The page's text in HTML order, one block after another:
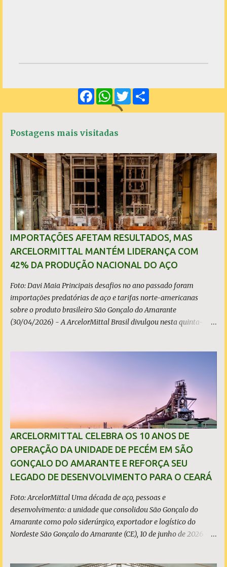
o
a
u
c
o
m
e
n
t
á
r
i
o
F
a
o
W
h
a
A
T
w
Postagens mais visitadas
IMPORTAÇÕES AFETAM RESULTADOS, MAS
ARCELORMITTAL MANTÉM LIDERANÇA COM
42% DA PRODUÇÃO NACIONAL DO AÇO
Foto: Davi Maia Principais desafios no ano passado foram
importações predatórias de aço e tarifas norte-americanas
sobre o produto brasileiro São Gonçalo do Amarante
(30/04/2026) - A ArcelorMittal Brasil divulgou nesta quinta-
e operacionais da organização e de todo o setor do aço brasileiro.
Ainda assim, a empresa manteve-se como líder no Brasil, com
42% da produção nacional de aço bruto, os investimentos
programados e permaneceu firme em seus valores de segurança,
sustentabilidade, qualidade e liderança. A produção total de aço
somou 15,14 milhões de toneladas – um recuo de 1,3% em
relação a 2024. A produção de minério de ferro atingiu 2,34
milhões de toneladas, montante 18,3% menor que 2024. Neste
caso, o resultado foi impactado pela trans...
ARCELORMITTAL CELEBRA OS 10 ANOS DE
OPERAÇÃO DA UNIDADE DE PECÉM EM SÃO
GONÇALO DO AMARANTE E REFORÇA SEU
LEGADO DE DESENVOLVIMENTO PARA O CEARÁ
Foto: ArcelorMittal Uma década de aço, pessoas e
desenvolvimento: a unidade que consolidou São Gonçalo do
Amarante como polo siderúrgico, exportador e logístico do
Nordeste São Gonçalo do Amarante (CE), 10 de junho de 2026 - A